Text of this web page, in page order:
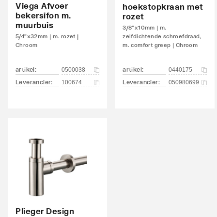
Voorzien van
Temperatuurbegrenzing Nee
Geluidsklasse volgens DIN-52 218
Volumestroomklasse
Met warmwater spaarstand
Waterspaarstand
Koudestart functie
Viega Afvoer
bekersifon m.
muurbuis
5/4"x32mm | m. rozet |
Chroom
artikel: 0500038
Leverancier: 100674
hoekstopkraan met
rozet
3/8"x10mm | m.
zelfdichtende schroefdraad,
m. comfort greep | Chroom
artikel: 0440175
Leverancier: 050980699
Plieger Design